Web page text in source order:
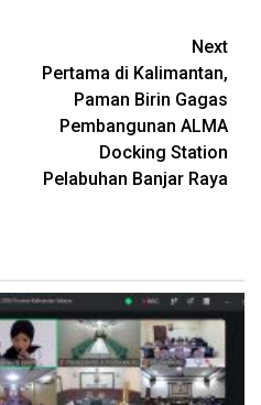
Next
Pertama di Kalimantan,
Paman Birin Gagas
Pembangunan ALMA
Docking Station
Pelabuhan Banjar Raya